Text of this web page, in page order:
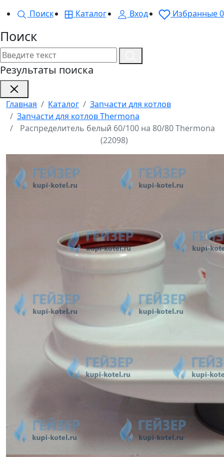
Поиск
Каталог Вход Избранные0
Поиск
Результаты поиска
Главная Каталог
Запчасти для котлов
Запчасти для котлов Thermona
Распределитель белый 60/100 на 80/80 Thermona
(22098)